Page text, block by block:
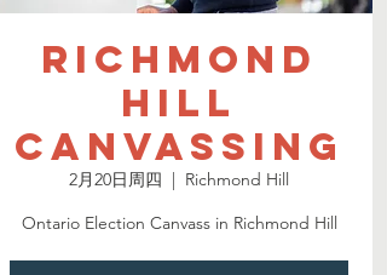
Richmond
Hill
Canvassing
2月20日周四
  |
Richmond Hill
Ontario Election Canvass in Richmond Hill